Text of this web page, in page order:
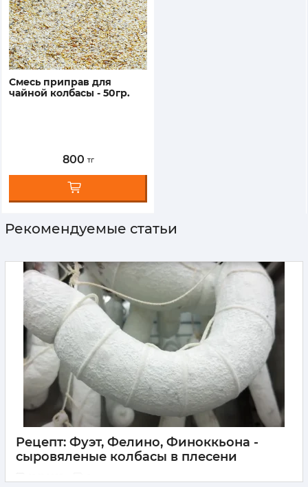
смесь приправ для
чайной колбасы - 50гр.
800 тг
Рекомендуемые статьи
Рецепт: Фуэт, Фелино, Финоккьона -
сыровяленые колбасы в плесени